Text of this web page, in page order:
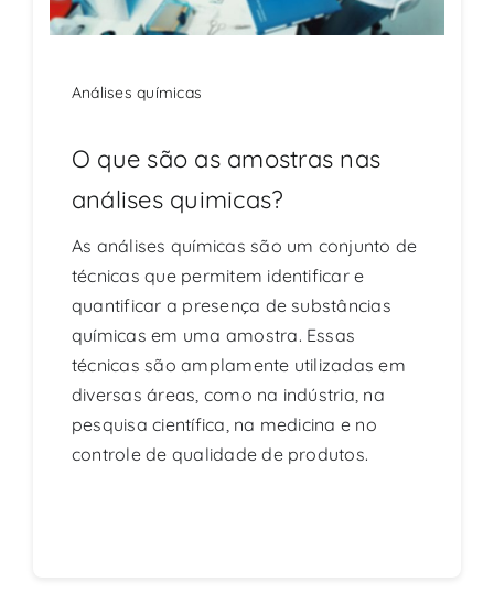
Análises químicas
O que são as amostras nas
análises quimicas?
As análises químicas são um conjunto de
técnicas que permitem identificar e
quantificar a presença de substâncias
químicas em uma amostra. Essas
técnicas são amplamente utilizadas em
diversas áreas, como na indústria, na
pesquisa científica, na medicina e no
controle de qualidade de produtos.